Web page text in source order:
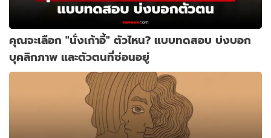
คุณจะเลือก "นั่งเก้าอี้" ตัวไหน? แบบทดสอบ บ่งบอก
บุคลิกภาพ และตัวตนที่ซ่อนอยู่